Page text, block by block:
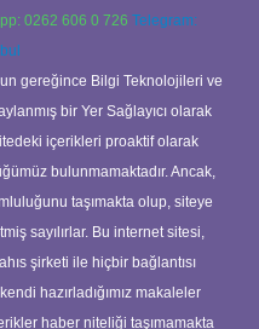
0262 606 0 726 Telegram:
gereğince Bilgi Teknolojileri ve
bir Yer Sağlayıcı olarak
içerikleri proaktif olarak
bulunmamaktadır. Ancak,
taşımakta olup, siteye
sayılırlar. Bu internet sitesi,
şirketi ile hiçbir bağlantısı
hazırladığımız makaleler
haber niteliği taşımamakta